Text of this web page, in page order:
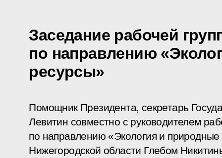
Заседание рабочей
по направлению
ресурсы»
Помощник Президента, секретарь
Левитин совместно с руководителем
по направлению «Экология и
Нижегородской области Глебом